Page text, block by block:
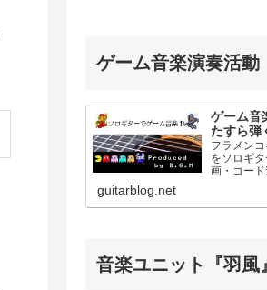
ゲーム音楽演奏活動
ゲーム音
たすら弾
フラメン
をソロギ
画・コー
guitarblog.net
音楽ユニット『羽風』